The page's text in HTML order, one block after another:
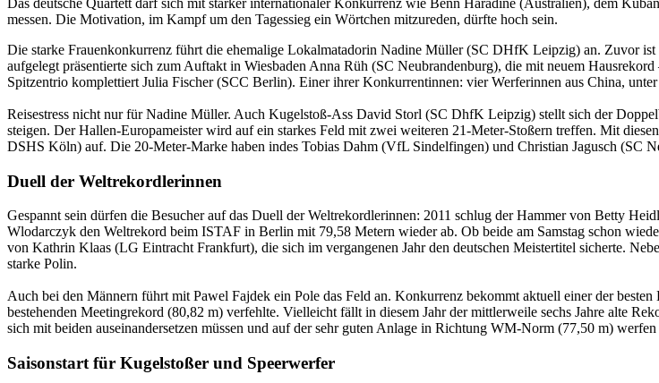
Das deutsche Quartett darf sich mit starker internationaler Konkurrenz wie Benn Haradine (Australien), dem
messen. Die Motivation, im Kampf um den Tagessieg ein Wörtchen mitzureden, dürfte hoch sein.
Die starke Frauenkonkurrenz führt die ehemalige Lokalmatadorin Nadine Müller (SC DHfK Leipzig) an. Zuvor
aufgelegt präsentierte sich zum Auftakt in Wiesbaden Anna Rüh (SC Neubrandenburg), die mit neuem
Spitzentrio komplettiert Julia Fischer (SCC Berlin). Einer ihrer Konkurrentinnen: vier Werferinnen aus China,
Reisestress nicht nur für Nadine Müller. Auch Kugelstoß-Ass David Storl (SC DhfK Leipzig) stellt sich der
steigen. Der Hallen-Europameister wird auf ein starkes Feld mit zwei weiteren 21-Meter-Stoßern treffen. Mit
DSHS Köln) auf. Die 20-Meter-Marke haben indes Tobias Dahm (VfL Sindelfingen) und Christian Jagusch (SC
Duell der Weltrekordlerinnen
Gespannt sein dürfen die Besucher auf das Duell der Weltrekordlerinnen: 2011 schlug der Hammer von Betty
Wlodarczyk den Weltrekord beim ISTAF in Berlin mit 79,58 Metern wieder ab. Ob beide am Samstag schon
von Kathrin Klaas (LG Eintracht Frankfurt), die sich im vergangenen Jahr den deutschen Meistertitel sicherte.
starke Polin.
Auch bei den Männern führt mit Pawel Fajdek ein Pole das Feld an. Konkurrenz bekommt aktuell einer der
bestehenden Meetingrekord (80,82 m) verfehlte. Vielleicht fällt in diesem Jahr der mittlerweile sechs Jahre alte
sich mit beiden auseinandersetzen müssen und auf der sehr guten Anlage in Richtung WM-Norm (77,50 m)
Saisonstart für Kugelstoßer und Speerwerfer